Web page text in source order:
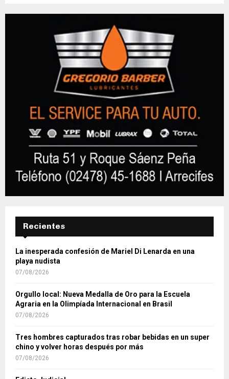
Recientes
La inesperada confesión de Mariel Di Lenarda en una
playa nudista
07/08/2026
Orgullo local: Nueva Medalla de Oro para la Escuela
Agraria en la Olimpíada Internacional en Brasil
07/08/2026
Tres hombres capturados tras robar bebidas en un super
chino y volver horas después por más
07/08/2026